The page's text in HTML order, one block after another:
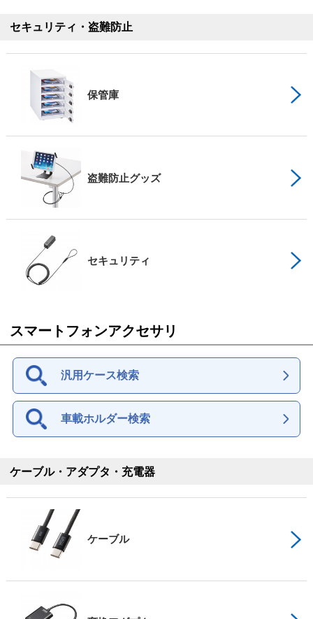
セキュリティ・盗難防止
保管庫
盗難防止グッズ
セキュリティ
スマートフォンアクセサリ
汎用ケース検索
車載ホルダー検索
ケーブル・アダプタ・充電器
ケーブル